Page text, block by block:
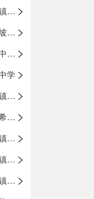
沂源县东里镇中心小学
沂源县张家坡中心学校
沂源县石桥中心学校
学
沂源县悦庄镇中心小学
淄博市埠村希望小学
沂源县悦庄镇青龙山小学
沂源县悦庄镇鲍庄完小
沂源县悦庄镇赵庄小学